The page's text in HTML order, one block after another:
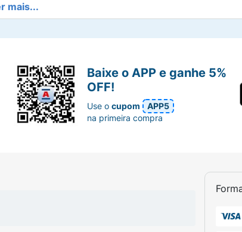
mais...
Baixe o APP e ganhe 5%
OFF!
Use ocupom
APP5
na primeira compra